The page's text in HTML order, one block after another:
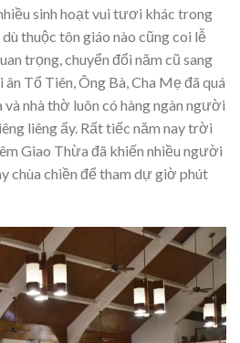
sinh hoạt vui tươi khác trong
thuộc tôn giáo nào cũng coi lễ
trọng, chuyển đổi năm cũ sang
Tổ Tiên, Ông Bà, Cha Mẹ đã quá
và nhà thờ luôn có hàng ngàn người
liêng ấy. Rất tiếc năm nay trời
Giao Thừa đã khiến nhiều người
chùa chiền để tham dự giờ phút